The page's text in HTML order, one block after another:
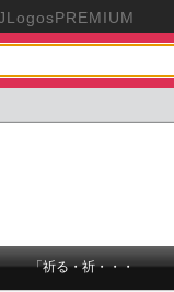
「祈る・祈・・・